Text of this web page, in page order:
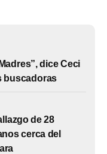
dice Ceci
buscadoras
de 28
cerca del